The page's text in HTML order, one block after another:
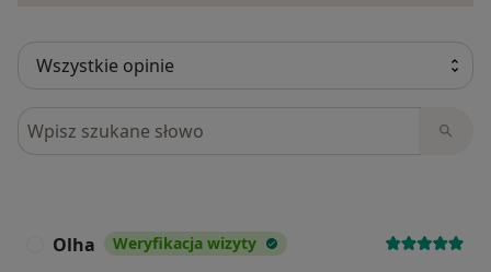
Szukaj w opiniach
Olha Weryfikacja wizyty